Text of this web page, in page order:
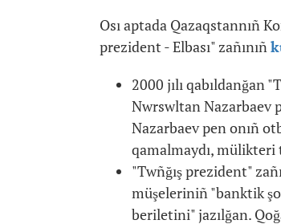
Osı aptada Qazaqstannıñ
prezident - Elbası" zañınıñ
2000 jılı qabıldanğan
Nwrswltan Nazarbaev
Nazarbaev pen onıñ
qamalmaydı, mülikteri
"Twñğış prezident"
müşeleriniñ "banktik
beriletini" jazılğan.